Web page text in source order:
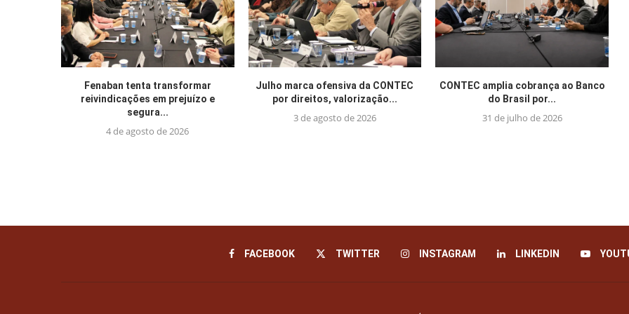
Fenaban tenta transformar
reivindicações em prejuízo e
segura...
4 de agosto de 2026
Julho marca ofensiva da CONTEC
por direitos, valorização...
3 de agosto de 2026
CONTEC amplia cobrança ao Banco
do Brasil por...
31 de julho de 2026
FACEBOOK TWITTER INSTAGRAM LINKEDIN